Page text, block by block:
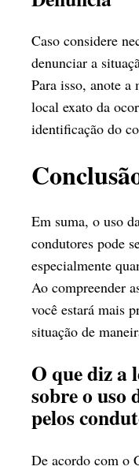
Caso considere
denunciar a
Para isso, anote
local exato da
identificação do
Em suma, o uso
condutores pode
especialmente
Ao compreender
você estará mais
situação de
O que diz a
sobre o uso
pelos
De acordo com o